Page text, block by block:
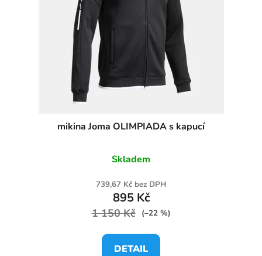
mikina Joma OLIMPIADA s kapucí
Skladem
739,67 Kč bez DPH
895 Kč
1 150 Kč (–22 %)
DETAIL